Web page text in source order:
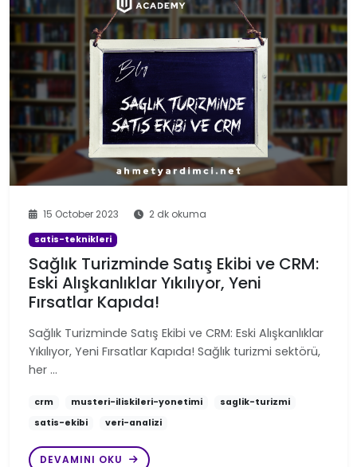
15 October 2023 2 dk okuma
satis-teknikleri
Sağlık Turizminde Satış Ekibi ve CRM:
Eski Alışkanlıklar Yıkılıyor, Yeni
Fırsatlar Kapıda!
Sağlık Turizminde Satış Ekibi ve CRM: Eski Alışkanlıklar
Yıkılıyor, Yeni Fırsatlar Kapıda! Sağlık turizmi sektörü,
her …
crm musteri-iliskileri-yonetimi
saglik-turizmi
satis-ekibi
veri-analizi
DEVAMINI OKU